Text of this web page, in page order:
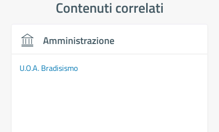
Contenuti correlati
Amministrazione
U.O.A. Bradisismo